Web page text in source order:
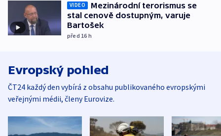
VIDEO
Mezinárodní terorismus se
stal cenově dostupným, varuje
Bartošek
před 16 h
Evropský pohled
ČT24 každý den vybírá z obsahu publikovaného evropskými
veřejnými médii, členy Eurovize.